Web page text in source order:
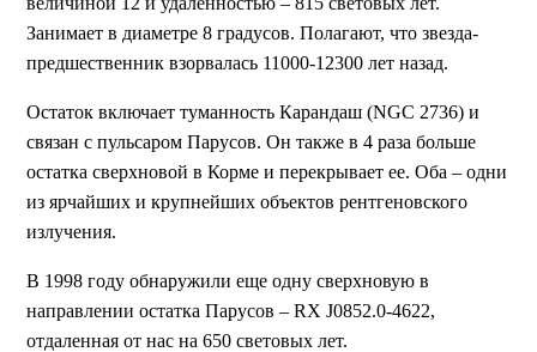
Занимает в диаметре 8 градусов. Полагают, что звезда-
предшественник взорвалась 11000-12300 лет назад.
Остаток включает туманность Карандаш (NGC 2736) и
связан с пульсаром Парусов. Он также в 4 раза больше
остатка сверхновой в Корме и перекрывает ее. Оба – одни
из ярчайших и крупнейших объектов рентгеновского
излучения.
В 1998 году обнаружили еще одну сверхновую в
направлении остатка Парусов – RX J0852.0-4622,
отдаленная от нас на 650 световых лет.